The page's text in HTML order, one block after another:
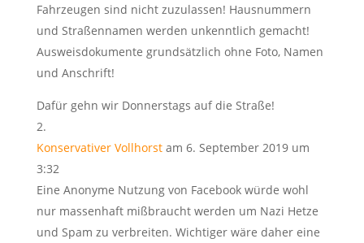
Fahrzeugen sind nicht zuzulassen! Hausnummern
und Straßennamen werden unkenntlich gemacht!
Ausweisdokumente grundsätzlich ohne Foto, Namen
und Anschrift!
Dafür gehn wir Donnerstags auf die Straße!
Konservativer Vollhorst am 6. September 2019 um
3:32
Eine Anonyme Nutzung von Facebook würde wohl
nur massenhaft mißbraucht werden um Nazi Hetze
und Spam zu verbreiten. Wichtiger wäre daher eine